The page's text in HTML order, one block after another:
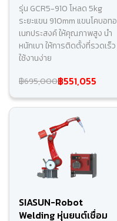
รุ่น GCR5-910 โหลด 5kg
ระยะแขน 910mm แขนโคบอทอ
เนกประสงค์ ให้คุณภาพสูง นำ
หนักเบา ให้การติดตั้งที่รวดเร็ว
ใช้งานง่าย
฿695,000฿551,055
SIASUN-Robot
Welding หุ่นยนต์เชื่อม